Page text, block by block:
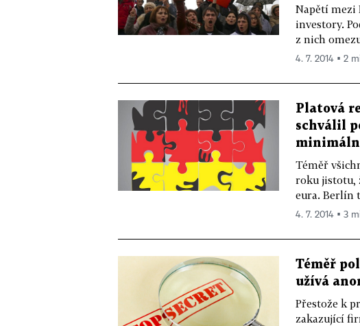
Napětí mezi
investory.
z nich
4. 7. 2014 ▪ 2
Platová
schválil
Téměř
roku jistotu,
eura. Berlín
4. 7. 2014 ▪ 3
Téměř
užívá
Přestože k
zakazující